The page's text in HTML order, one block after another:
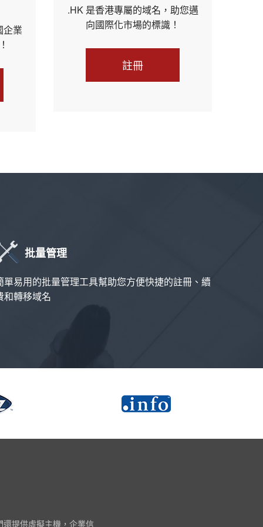
企業
.HK 是香港專屬的域名，助您邁
向國際化市場的標識！
註冊
批量管理
單易用的批量管理工具幫助您方便快捷的註冊、續
和轉移域名
提供虛擬主機，企業信